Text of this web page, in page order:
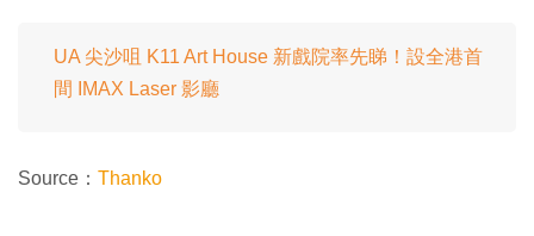
UA 尖沙咀 K11 Art House 新戲院率先睇！設全港首
間 IMAX Laser 影廳
Source： Thanko